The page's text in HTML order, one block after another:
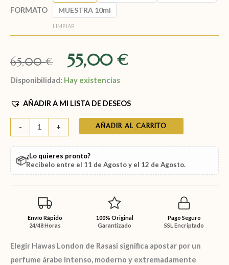
FORMATO
MUESTRA 10ml
LIMPIAR
65,00€ 55,00€
Disponibilidad: Hay existencias
AÑADIR A MI LISTA DE DESEOS
- + AÑADIR AL CARRITO
📦¿Lo quieres pronto?
Recíbelo entre el 11 de Agostoy el 12 de Agosto.
Envío Rápido
24/48 Horas
100% Original
Garantizado
Pago Seguro
SSL Encriptado
Elegir Hawas London de Rasasi significa apostar por un
perfume árabe intenso, moderno y extremadamente